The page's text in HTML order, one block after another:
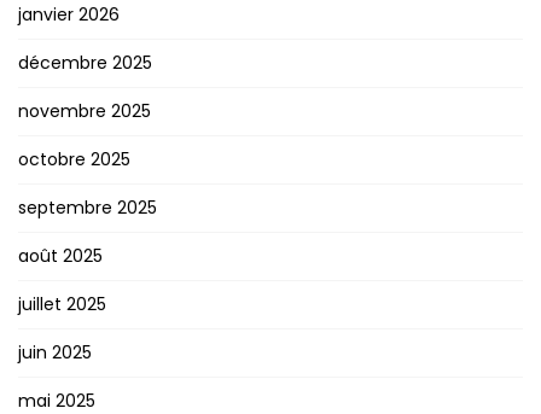
janvier 2026
décembre 2025
novembre 2025
octobre 2025
septembre 2025
août 2025
juillet 2025
juin 2025
mai 2025